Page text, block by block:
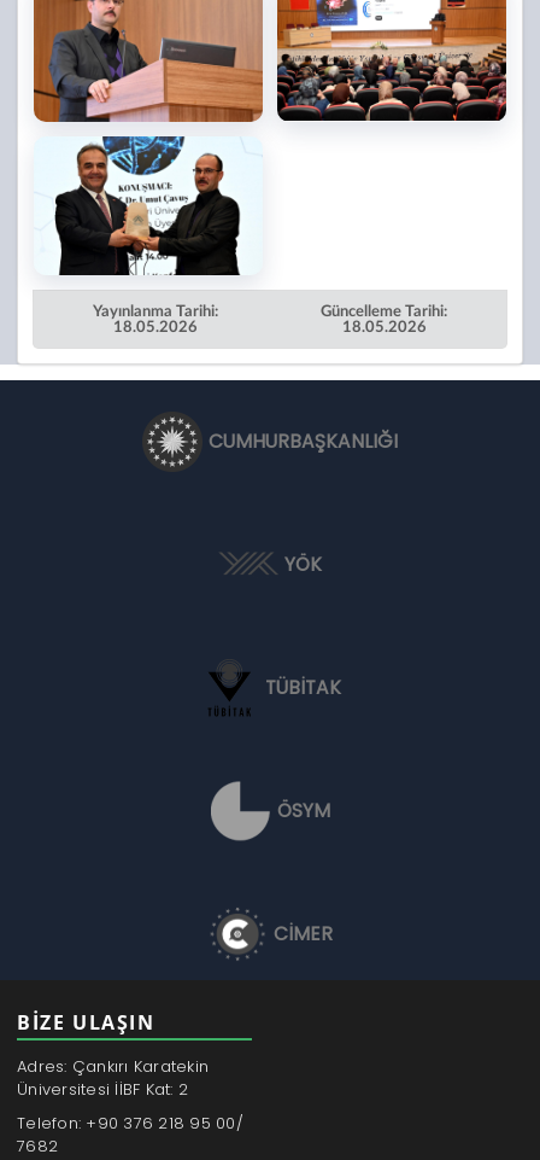
Yayınlanma Tarihi:
18.05.2026
Güncelleme Tarihi:
18.05.2026
CUMHURBAŞKANLIĞI
YÖK
TÜBİTAK
ÖSYM
CİMER
BİZE ULAŞIN
Adres: Çankırı Karatekin
Üniversitesi İİBF Kat: 2
Telefon: +90 376 218 95 00/
7682